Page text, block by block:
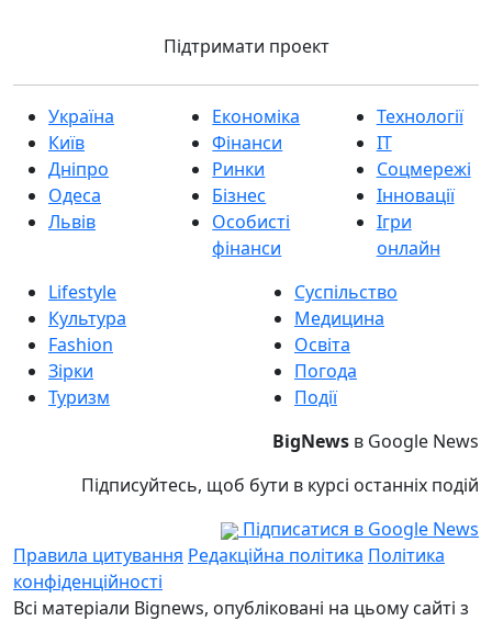
Підтримати проект
Україна
Київ
Дніпро
Одеса
Львів
Економіка
Фінанси
Ринки
Бізнес
Особисті
фінанси
Технології
IT
Соцмережі
Інновації
Ігри
онлайн
Lifestyle
Культура
Fashion
Зірки
Туризм
Суспільство
Медицина
Освіта
Погода
Події
BigNews в Google News
Підписуйтесь, щоб бути в курсі останніх подій
Підписатися в Google News
Правила цитування Редакційна політика Політика
конфіденційності
Всі матеріали Bignews, опубліковані на цьому сайті з